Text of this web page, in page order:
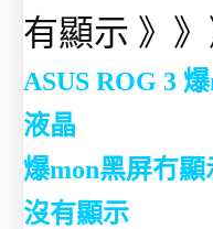
有顯示 》
ASUS ROG 3
液晶
爆mon黑屏冇
沒有顯示